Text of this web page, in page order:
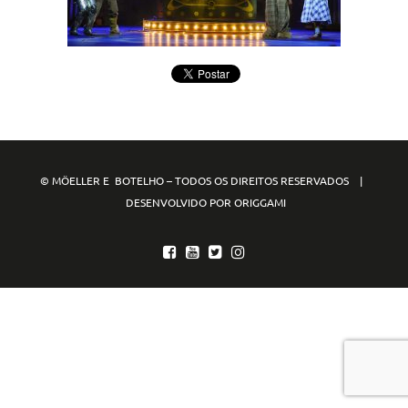
© MÖELLER E BOTELHO – TODOS OS DIREITOS RESERVADOS |
DESENVOLVIDO POR ORIGGAMI